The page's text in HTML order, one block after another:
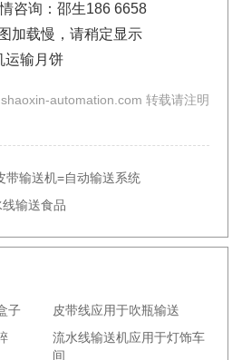
咨询：邵生186 6658
加载慢，请稍定显示
automation.com 转载请注明
带输送机=自动输送系统
输送食品
子
皮带线应用于吹瓶输送
流水线输送机应用于灯饰车
间